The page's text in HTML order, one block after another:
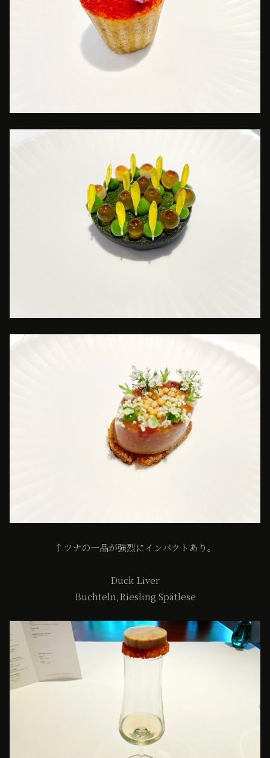
↑ツナの一品が強烈にインパクトあり。
Duck Liver
Buchteln,Riesling Spätlese